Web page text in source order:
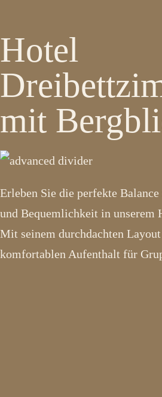
Hotel
mit
Erleben Sie die perfekte
und Bequemlichkeit in unserem
Mit seinem durchdachten
komfortablen Aufenthalt für